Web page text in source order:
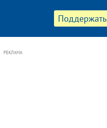
Поддержать
РЕКЛАМА